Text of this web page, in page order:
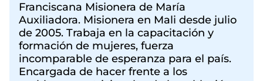
Franciscana Misionera de María
Auxiliadora. Misionera en Mali desde julio
de 2005. Trabaja en la capacitación y
formación de mujeres, fuerza
incomparable de esperanza para el país.
Encargada de hacer frente a los